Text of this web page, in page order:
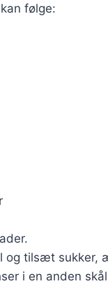
følge:
og tilsæt sukker,
i en anden